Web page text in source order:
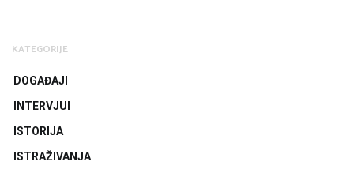
KATEGORIJE
DOGAĐAJI
INTERVJUI
ISTORIJA
ISTRAŽIVANJA